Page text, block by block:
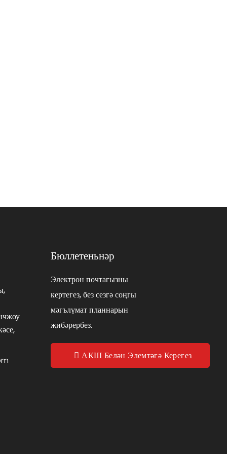
Бюллетеньнәр
Электрон почтагызны
кертегез, без сезгә соңгы
мәгълүмат планнарын
җибәрербез.
АКШ Белән Элемтәгә Керегез